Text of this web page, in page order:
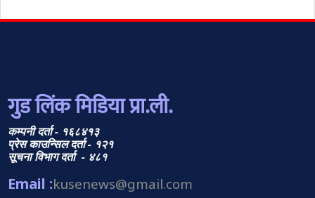
गुड लिंक मिडिया प्रा.ली.
कम्पनी दर्ता - १६८४१३
प्रेस काउन्सिल दर्ता - १२१
सूचना विभाग दर्ता - ४८१
Email :kusenews@gmail.com